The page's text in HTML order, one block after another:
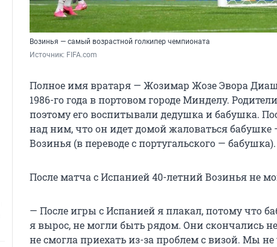
Возинья — самый возрастной голкипер чемпионата
Источник: FIFA.com
Полное имя вратаря — Жозимар Жозе Эвора
1986-го года в портовом городе Минделу.
поэтому его воспитывали дедушка и бабушка.
над ним, что он идет домой жаловаться бабушке
Возинья (в переводе с португальского — бабушка).
После матча с Испанией 40-летний Возинья не
— После игры с Испанией я плакал, потому что
я вырос, не могли быть рядом. Они скончались
не смогла приехать из-за проблем с визой. Мы не